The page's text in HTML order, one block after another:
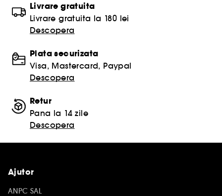
Livrare gratuita
Livrare gratuita la 180 lei
Descopera
Plata securizata
Visa, Mastercard, Paypal
Descopera
Retur
Pana la 14 zile
Descopera
Ajutor
ANPC SAL